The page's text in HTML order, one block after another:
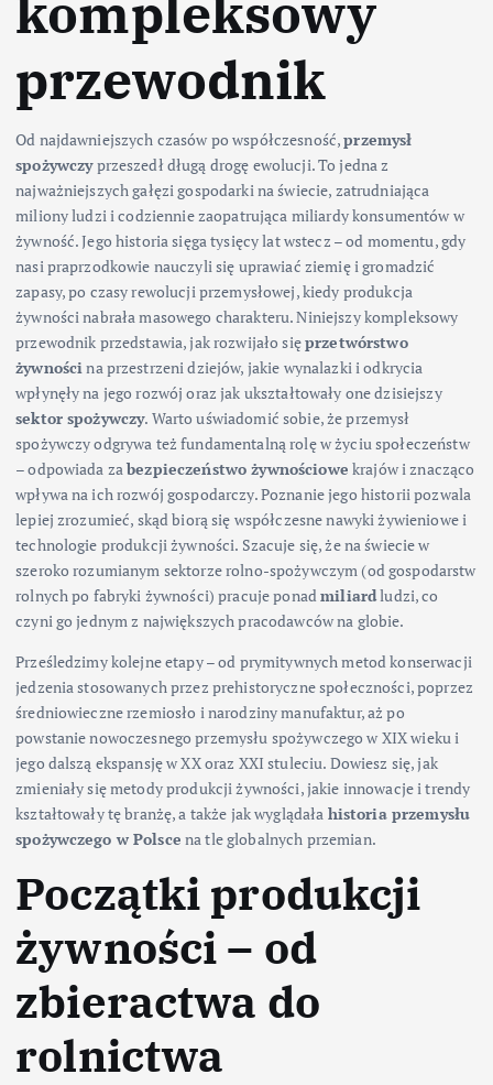
przewodnik
Od najdawniejszych czasów po współczesność,przemysł
spożywczyprzeszedł długą drogę ewolucji. To jedna z
najważniejszych gałęzi gospodarki na świecie, zatrudniająca
miliony ludzi i codziennie zaopatrująca miliardy konsumentów w
żywność. Jego historia sięga tysięcy lat wstecz – od momentu, gdy
nasi praprzodkowie nauczyli się uprawiać ziemię i gromadzić
zapasy, po czasy rewolucji przemysłowej, kiedy produkcja
żywności nabrała masowego charakteru. Niniejszy kompleksowy
przewodnik przedstawia, jak rozwijało sięprzetwórstwo
żywności na przestrzeni dziejów, jakie wynalazki i odkrycia
wpłynęły na jego rozwój oraz jak ukształtowały one dzisiejszy
sektor spożywczy. Warto uświadomić sobie, że przemysł
spożywczy odgrywa też fundamentalną rolę w życiu społeczeństw
– odpowiada zabezpieczeństwo żywnościowe krajów i znacząco
wpływa na ich rozwój gospodarczy. Poznanie jego historii pozwala
lepiej zrozumieć, skąd biorą się współczesne nawyki żywieniowe i
technologie produkcji żywności. Szacuje się, że na świecie w
szeroko rozumianym sektorze rolno-spożywczym (od gospodarstw
rolnych po fabryki żywności) pracuje ponadmiliardludzi, co
czyni go jednym z największych pracodawców na globie.
Prześledzimy kolejne etapy – od prymitywnych metod konserwacji
jedzenia stosowanych przez prehistoryczne społeczności, poprzez
średniowieczne rzemiosło i narodziny manufaktur, aż po
powstanie nowoczesnego przemysłu spożywczego w XIX wieku i
jego dalszą ekspansję w XX oraz XXI stuleciu. Dowiesz się, jak
zmieniały się metody produkcji żywności, jakie innowacje i trendy
kształtowały tę branżę, a także jak wyglądała historia przemysłu
spożywczego w Polsce na tle globalnych przemian.
Początki produkcji
żywności – od
zbieractwa do
rolnictwa